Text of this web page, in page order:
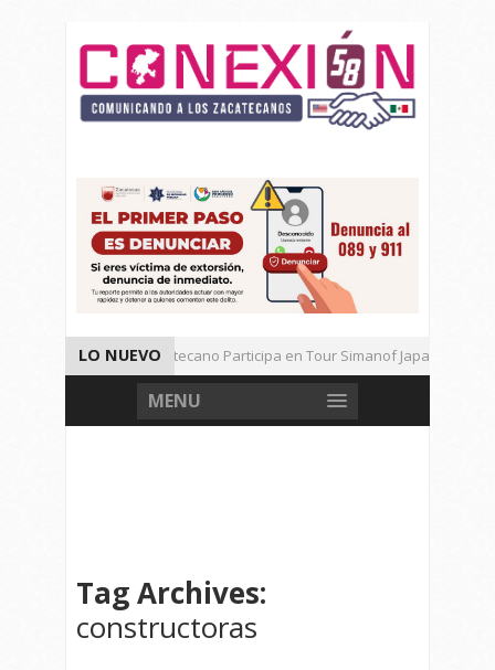
LO NUEVO
Universitario Zacatecano Participa en Tour Simanof Japan 2026
Implementa SAMA Estrategia de Reciclaje con Empresa PetStar
MENU
Tag Archives:
constructoras